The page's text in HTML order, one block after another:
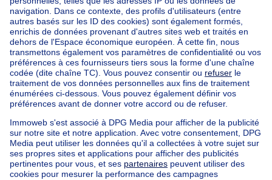
Agences immobilières à Liège
DOR & BLEUS Immobilier
Nos maisons hors de la Belgique
Maison à vendre France
Maison à vendre Espagne
Maison à vendre Italie
Maison à vendre Luxembourg
Maison à vendre Pays-bas
Nos biens pas chèrsMaison à vendre pas cher
Appartements à louer pas cher
Nos biens à louer avec chambres
Appartement à vendre avec 3 chambres
Maison à vendre avec 3 chambres